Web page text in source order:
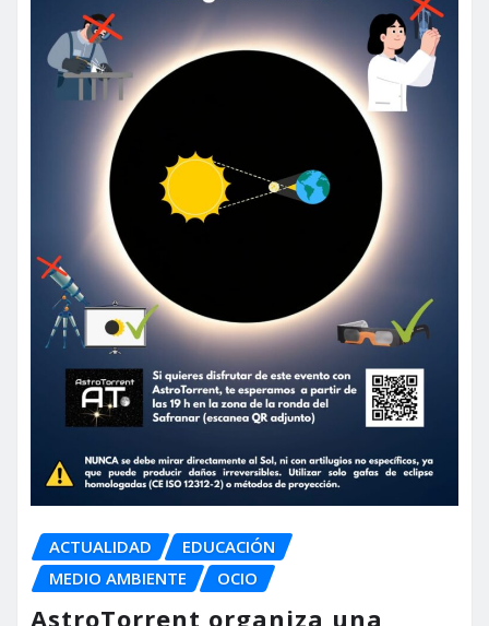
ACTUALIDAD
EDUCACIÓN
MEDIO AMBIENTE
OCIO
AstroTorrent organiza una